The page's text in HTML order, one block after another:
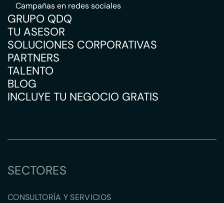
Campañas en redes sociales
GRUPO QDQ
TU ASESOR
SOLUCIONES CORPORATIVAS
PARTNERS
TALENTO
BLOG
INCLUYE TU NEGOCIO GRATIS
SECTORES
CONSULTORÍA Y SERVICIOS